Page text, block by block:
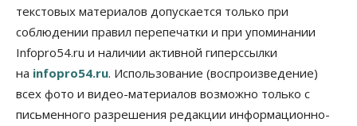
текстовых материалов допускается только при
соблюдении правил перепечатки и при упоминании
Infopro54.ru и наличии активной гиперссылки
на infopro54.ru. Использование (воспроизведение)
всех фото и видео-материалов возможно только с
письменного разрешения редакции информационно-